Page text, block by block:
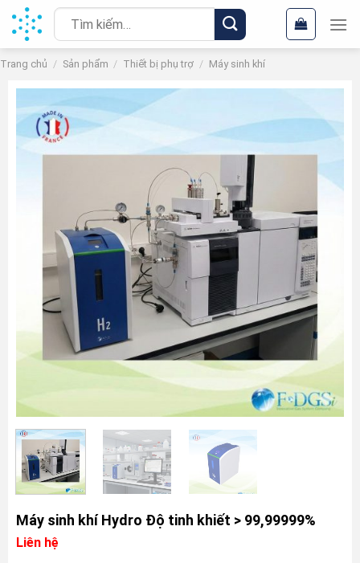
Chuyển
đến
nội
dung
Tìm
kiếm:
Trang chủ / Sản phẩm / Thiết bị phụ trợ / Máy sinh khí
Máy sinh khí Hydro Độ tinh khiết > 99,99999%
Liên hệ